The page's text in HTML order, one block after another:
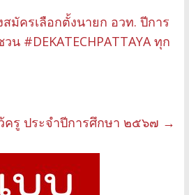
สมัครเลือกตั้งนายก อวท. ปีการ
น #DEKATECHPATTAYA ทุก
ครู ประจำปีการศึกษา ๒๕๖๗ →